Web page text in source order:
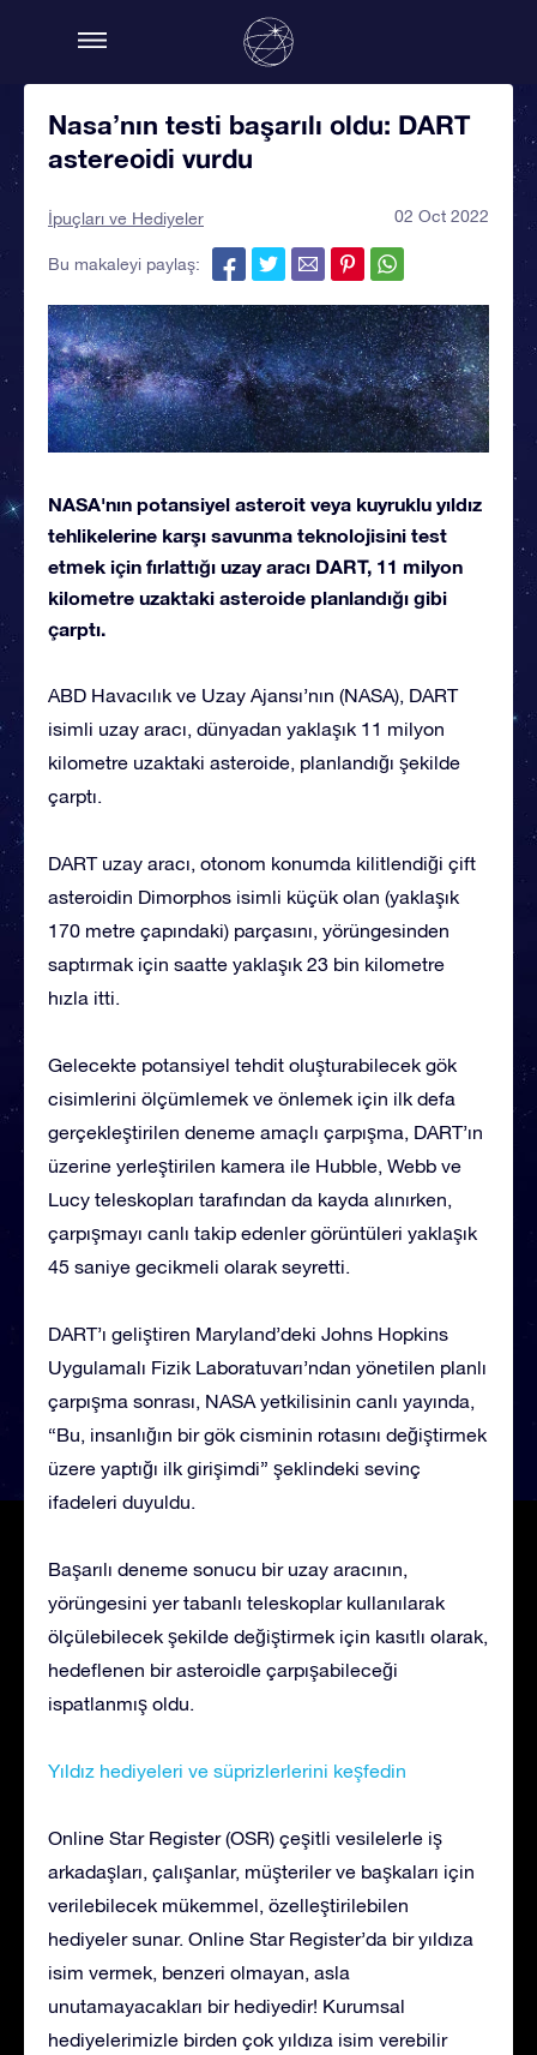
Nasa’nın testi başarılı oldu: DART
astereoidi vurdu
İpuçları ve Hediyeler 02 Oct 2022
Bu makaleyi paylaş:
NASA'nın potansiyel asteroit veya kuyruklu yıldız
tehlikelerine karşı savunma teknolojisini test
etmek için fırlattığı uzay aracı DART, 11 milyon
kilometre uzaktaki asteroide planlandığı gibi
çarptı.
ABD Havacılık ve Uzay Ajansı’nın (NASA), DART
isimli uzay aracı, dünyadan yaklaşık 11 milyon
kilometre uzaktaki asteroide, planlandığı şekilde
çarptı.
DART uzay aracı, otonom konumda kilitlendiği çift
asteroidin Dimorphos isimli küçük olan (yaklaşık
170 metre çapındaki) parçasını, yörüngesinden
saptırmak için saatte yaklaşık 23 bin kilometre
hızla itti.
Gelecekte potansiyel tehdit oluşturabilecek gök
cisimlerini ölçümlemek ve önlemek için ilk defa
gerçekleştirilen deneme amaçlı çarpışma, DART’ın
üzerine yerleştirilen kamera ile Hubble, Webb ve
Lucy teleskopları tarafından da kayda alınırken,
çarpışmayı canlı takip edenler görüntüleri yaklaşık
45 saniye gecikmeli olarak seyretti.
DART’ı geliştiren Maryland’deki Johns Hopkins
Uygulamalı Fizik Laboratuvarı’ndan yönetilen planlı
çarpışma sonrası, NASA yetkilisinin canlı yayında,
“Bu, insanlığın bir gök cisminin rotasını değiştirmek
üzere yaptığı ilk girişimdi” şeklindeki sevinç
ifadeleri duyuldu.
Başarılı deneme sonucu bir uzay aracının,
yörüngesini yer tabanlı teleskoplar kullanılarak
ölçülebilecek şekilde değiştirmek için kasıtlı olarak,
hedeflenen bir asteroidle çarpışabileceği
ispatlanmış oldu.
Yıldız hediyeleri ve süprizlerlerini keşfedin
Online Star Register (OSR) çeşitli vesilelerle iş
arkadaşları, çalışanlar, müşteriler ve başkaları için
verilebilecek mükemmel, özelleştirilebilen
hediyeler sunar. Online Star Register’da bir yıldıza
isim vermek, benzeri olmayan, asla
unutamayacakları bir hediyedir! Kurumsal
hediyelerimizle birden çok yıldıza isim verebilir